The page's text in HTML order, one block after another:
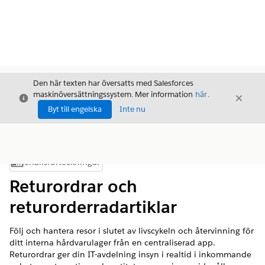
Stäng
Den här texten har översatts med Salesforces
maskinöversättningssystem. Mer information här.
Byt till engelska
Inte nu
Stäng
Visa innehållsförteckning
Innehållsförteckningar
Returordrar och
returorderradartiklar
Följ och hantera resor i slutet av livscykeln och återvinning för
ditt interna hårdvarulager från en centraliserad app.
Returordrar ger din IT-avdelning insyn i realtid i inkommande